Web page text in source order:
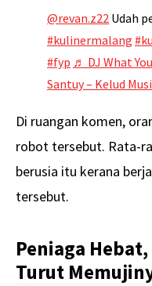
@revan.z22 Udah
#kulinermalang
#fyp ♬ DJ What
Santuy – Kelud
Di ruangan komen,
robot tersebut. Rata-
berusia itu kerana
tersebut.
Peniaga
Turut